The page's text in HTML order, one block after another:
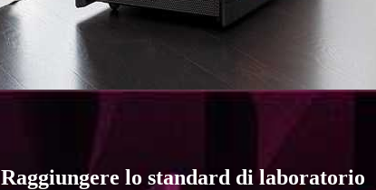
Raggiungere lo standard di laboratorio